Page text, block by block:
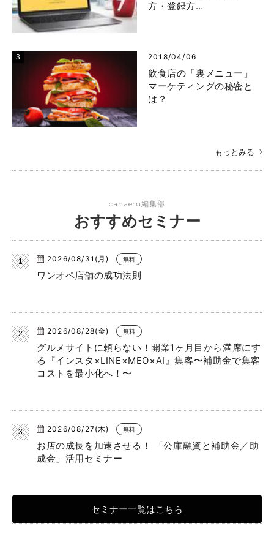
方・登録方…
2018/04/06
飲食店の「裏メニュー」
マーケティングの秘密と
は？
もっとみる
canaeru編集部
おすすめセミナー
2026/08/31(月) 無料
ワンオペ店舗の成功法則
2026/08/28(金) 無料
グルメサイトに頼らない！開業1ヶ月目から満席にす
る『インスタ×LINE×MEO×AI』集客〜補助金で集客
コストを最小化へ！〜
2026/08/27(木) 無料
お店の成長を加速させる！ 「公庫融資と補助金／助
成金」活用セミナー
セミナー一覧はこちら